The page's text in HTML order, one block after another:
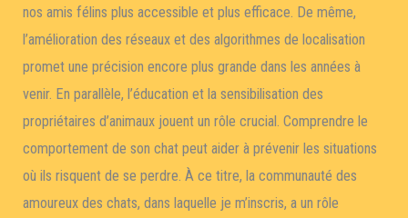
nos amis félins plus accessible et plus efficace. De même,
l’amélioration des réseaux et des algorithmes de localisation
promet une précision encore plus grande dans les années à
venir. En parallèle, l’éducation et la sensibilisation des
propriétaires d’animaux jouent un rôle crucial. Comprendre le
comportement de son chat peut aider à prévenir les situations
où ils risquent de se perdre. À ce titre, la communauté des
amoureux des chats, dans laquelle je m’inscris, a un rôle